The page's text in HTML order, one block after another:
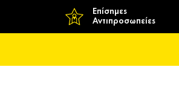
Επίσημες
Αντιπροσωπείες